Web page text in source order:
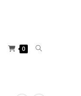
0 Alternar